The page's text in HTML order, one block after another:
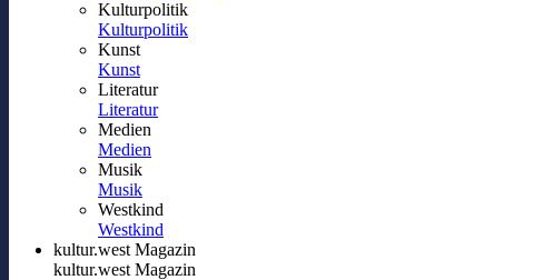
Kulturpolitik
Kulturpolitik
Kunst
Kunst
Literatur
Literatur
Medien
Medien
Musik
Musik
Westkind
Westkind
kultur.west Magazin
kultur.west Magazin